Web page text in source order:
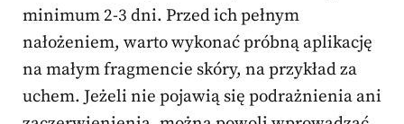
minimum 2-3 dni. Przed ich pełnym
nałożeniem, warto wykonać próbną aplikację
na małym fragmencie skóry, na przykład za
uchem. Jeżeli nie pojawią się podrażnienia ani